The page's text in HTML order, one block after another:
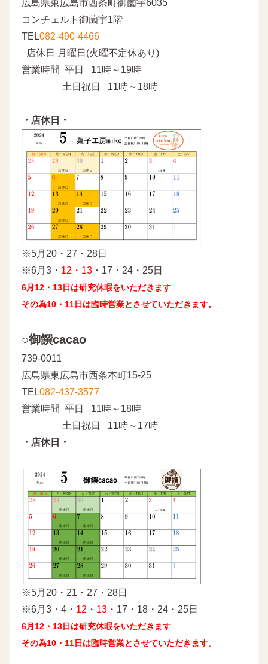
広島県東広島市西条町御薗宇6035
コンチェルト御薗宇1階
TEL082-490-4466
店休日 月曜日(火曜不定休あり)
営業時間 平日 11時～19時
土日祝日 11時～18時
・店休日・
※5月20・27・28日
※6月3・ 12・13 ・17・24・25日
6月12・13日は研究休暇をいただきます
その為10・11日は臨時営業とさせていただきます。
○御饌cacao
739-0011
広島県東広島市西条本町15-25
TEL082-437-3577
営業時間 平日 11時～18時
土日祝日 11時～17時
・店休日・
※5月20・21・27・28日
※6月3・4・ 12・13 ・17・18・24・25日
6月12・13日は研究休暇をいただきます
その為10・11日は臨時営業とさせていただきます。